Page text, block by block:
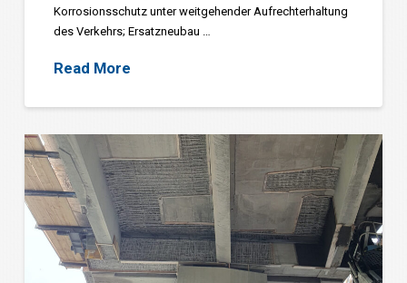
Korrosionsschutz unter weitgehender Aufrechterhaltung
des Verkehrs; Ersatzneubau …
Read More